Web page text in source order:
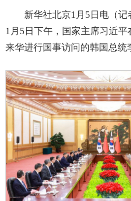
新华社北京1月5日电（记
1月5日下午，国家主席习近平
来华进行国事访问的韩国总统